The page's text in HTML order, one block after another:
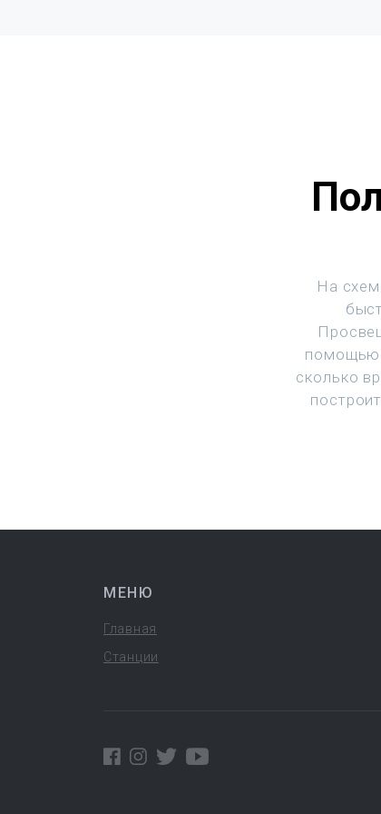
На
помощью
сколько
МЕНЮ
Главная
Станции